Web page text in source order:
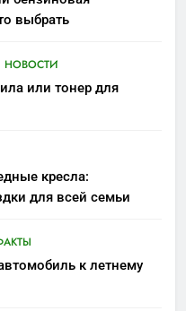
выбрать
НОВОСТИ
или тонер для
кресла:
для всей семьи
к летнему